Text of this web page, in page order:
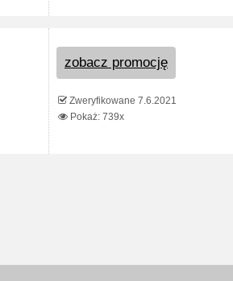
zobacz promocję
Zweryfikowane 7.6.2021
Pokaż: 739x